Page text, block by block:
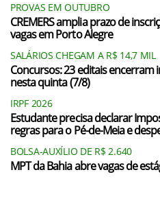
PROVAS EM OUTUBRO
CREMERS amplia prazo de
vagas em Porto Alegre
SALÁRIOS CHEGAM A R$ 14,7 MIL
Concursos: 23 editais encerram
nesta quinta (7/8)
IRPF 2026
Estudante precisa declarar
regras para o Pé-de-Meia e
BOLSA-AUXÍLIO DE R$ 2.640
MPT da Bahia abre vagas de